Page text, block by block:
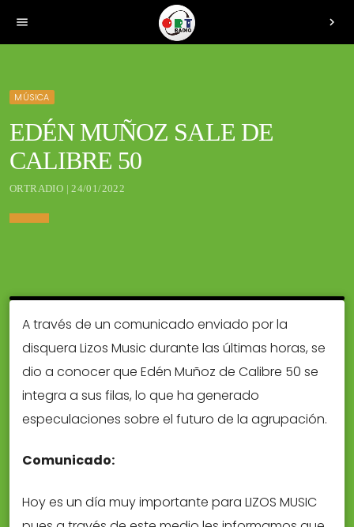
menu chevron_right
MÚSICA
EDÉN MUÑOZ SALE DE
CALIBRE 50
ORTRADIO | 24/01/2022
A través de un comunicado enviado por la
disquera Lizos Music durante las últimas horas, se
dio a conocer que Edén Muñoz de Calibre 50 se
integra a sus filas, lo que ha generado
especulaciones sobre el futuro de la agrupación.
Comunicado:
Hoy es un día muy importante para LIZOS MUSIC